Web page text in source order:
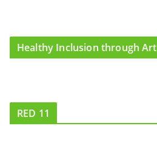
Healthy Inclusion through Art
RED 11